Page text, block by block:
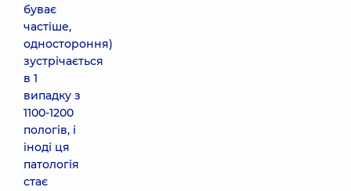
буває
частіше,
одностороння)
зустрічається
в 1
випадку з
1100-1200
пологів, і
іноді ця
патологія
стає